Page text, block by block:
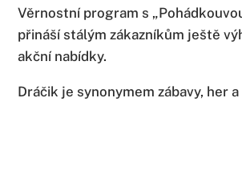
Věrnostní program s
přináší stálým zákazníkům ještě
akční nabídky.
Dráčik je synonymem zábavy, her